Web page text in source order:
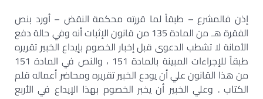
إذن فالمشرع – طبقاً لما قررته محكمة النقض – أورد بنص
الفقرة هـ من المادة 135 من قانون الإثبات أنه وفي حالة دفع
الأمانة لا تشطب الدعوى قبل إخبار الخصوم بإيداع الخبير تقريره
طبقاً للإجراءات المبينة بالمادة 151 ، والنص في المادة 151
من هذا القانون علي أن يودع الخبير تقريره ومحاضر أعماله قلم
الكتاب . وعلي الخبير أن يخبر الخصوم بهذا الإيداع في الأربع